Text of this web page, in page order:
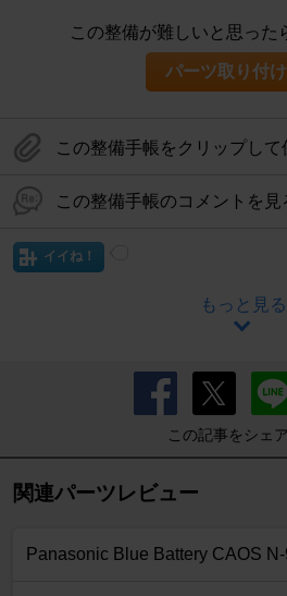
この整備が難しいと思った
パーツ取り付
この整備手帳をクリップして
この整備手帳のコメントを見
イイね！
もっと見る
この記事をシェ
関連パーツレビュー
Panasonic Blue Battery CAOS